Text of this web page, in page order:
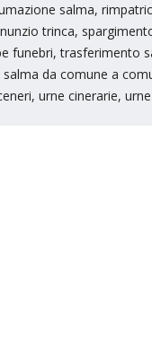
salma,
trinca,
funebri, trasferimento
da comune a
urne cinerarie,